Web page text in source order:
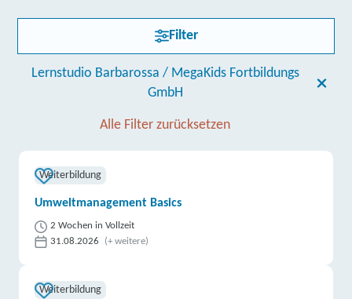
Filter
Lernstudio Barbarossa / MegaKids Fortbildungs
GmbH
Alle Filter zurücksetzen
Weiterbildung
Umweltmanagement Basics
2 Wochen in Vollzeit
31.08.2026
(+ weitere)
Weiterbildung